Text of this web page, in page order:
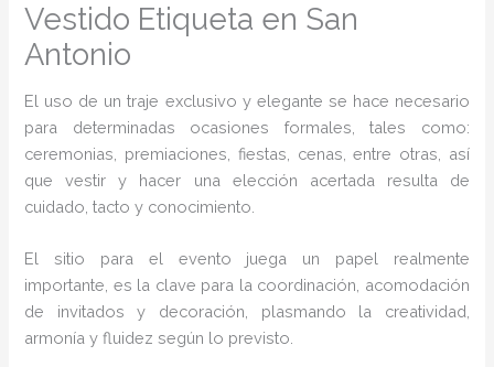
Vestido Etiqueta en San
Antonio
El uso de un traje exclusivo y elegante se hace necesario
para determinadas ocasiones formales, tales como:
ceremonias, premiaciones, fiestas, cenas, entre otras, así
que vestir y hacer una elección acertada resulta de
cuidado, tacto y conocimiento.
El sitio para el evento juega un papel realmente
importante, es la clave para la coordinación, acomodación
de invitados y decoración, plasmando la creatividad,
armonía y fluidez según lo previsto.